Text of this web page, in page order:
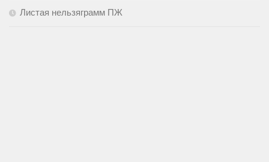
Листая нельзяграмм ПЖ